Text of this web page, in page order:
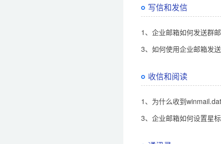
写信和发信
1、企业邮箱如何发送群
3、如何使用企业邮箱发
收信和阅读
1、为什么收到
3、企业邮箱如何设置星